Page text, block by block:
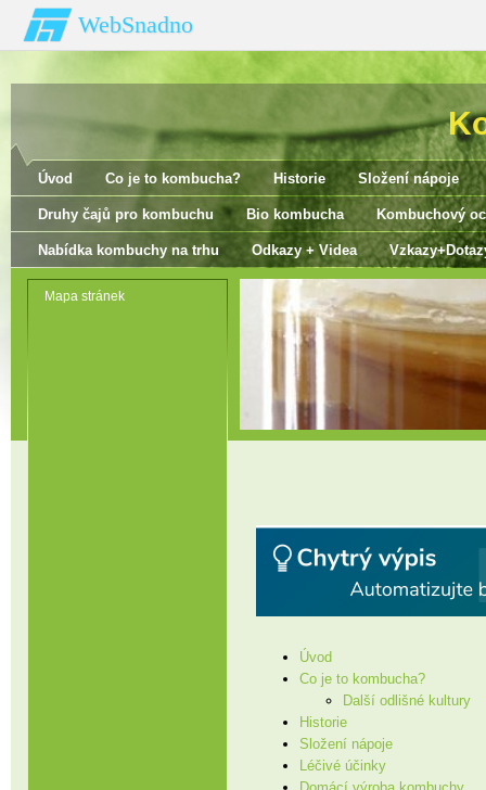
WebSnadno
Úvod Co je to kombucha? Historie Složení nápoje
Druhy čajů pro kombuchu Bio kombucha Kombuchový
Nabídka kombuchy na trhu Odkazy + Videa
Mapa stránek
Úvod
Co je to kombucha?
Další odlišné kultury
Historie
Složení nápoje
Léčivé účinky